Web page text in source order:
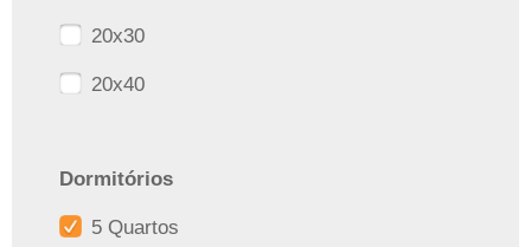
20x30
20x40
Dormitórios
5 Quartos